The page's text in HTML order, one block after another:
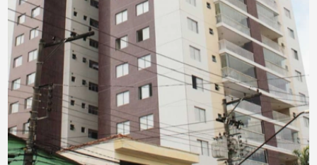
REFORMA DE LOJAS
REFORMA DE TELHADOS
REFORMAS EM PRÉDIOS
REFORMAS PREDIAIS
REVITALIZAÇÃO DE FACHADAS
TEXTURA PARA FACHADAS